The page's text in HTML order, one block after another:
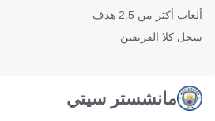
ألعاب أكثر من 2.5 هدف
سجل كلا الفريقين
مانشستر سيتي